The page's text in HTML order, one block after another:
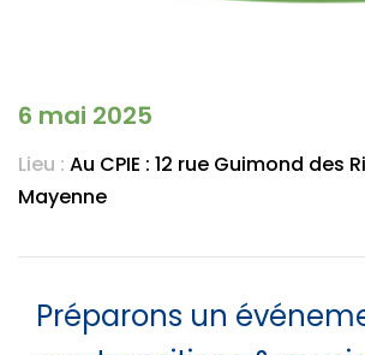
6 mai 2025
Lieu : Au CPIE : 12 rue Guimond des
Mayenne
Préparons un